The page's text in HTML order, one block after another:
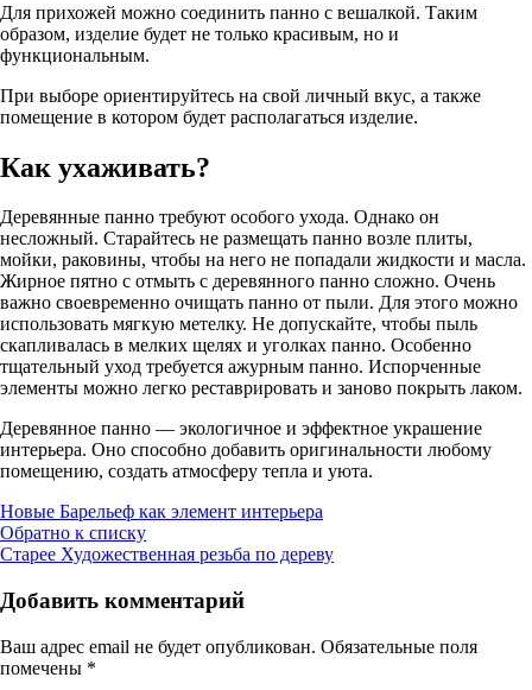
Для прихожей можно соединить панно с вешалкой. Таким
образом, изделие будет не только красивым, но и
функциональным.
При выборе ориентируйтесь на свой личный вкус, а также
помещение в котором будет располагаться изделие.
Как ухаживать?
Деревянные панно требуют особого ухода. Однако он
несложный. Старайтесь не размещать панно возле плиты,
мойки, раковины, чтобы на него не попадали жидкости и масла.
Жирное пятно с отмыть с деревянного панно сложно. Очень
важно своевременно очищать панно от пыли. Для этого можно
использовать мягкую метелку. Не допускайте, чтобы пыль
скапливалась в мелких щелях и уголках панно. Особенно
тщательный уход требуется ажурным панно. Испорченные
элементы можно легко реставрировать и заново покрыть лаком.
Деревянное панно — экологичное и эффектное украшение
интерьера. Оно способно добавить оригинальности любому
помещению, создать атмосферу тепла и уюта.
Новые Барельеф как элемент интерьера
Обратно к списку
Старее Художественная резьба по дереву
Добавить комментарий
Ваш адрес email не будет опубликован. Обязательные поля
помечены *